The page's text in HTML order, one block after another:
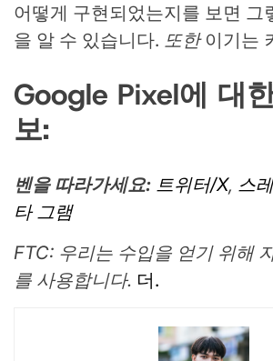
어떻게 구현되었는지를 보면 그
을 알 수 있습니다. 또한이기는
Google Pixel에 대
보:
벤을 따라가세요: 트위터/X, 스
타 그램
FTC: 우리는 수입을 얻기 위해
를 사용합니다. 더.